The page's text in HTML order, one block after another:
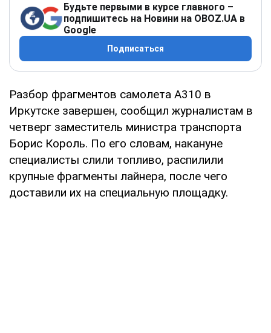
Будьте первыми в курсе главного –
подпишитесь на Новини на OBOZ.UA в
Google
Подписаться
Разбор фрагментов самолета А310 в
Иркутске завершен, сообщил журналистам в
четверг заместитель министра транспорта
Борис Король. По его словам, накануне
специалисты слили топливо, распилили
крупные фрагменты лайнера, после чего
доставили их на специальную площадку.